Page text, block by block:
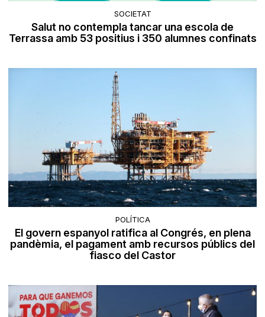
SOCIETAT
Salut no contempla tancar una escola de
Terrassa amb 53 positius i 350 alumnes confinats
POLÍTICA
El govern espanyol ratifica al Congrés, en plena
pandèmia, el pagament amb recursos públics del
fiasco del Castor